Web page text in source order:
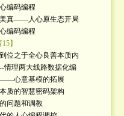
编码编程
美真——人心原生态开局
编码编程
】
位之于全心良善本质内
情理两大线路数据化编
——心意基模的拓展
质的智慧密码架构
问题和调教